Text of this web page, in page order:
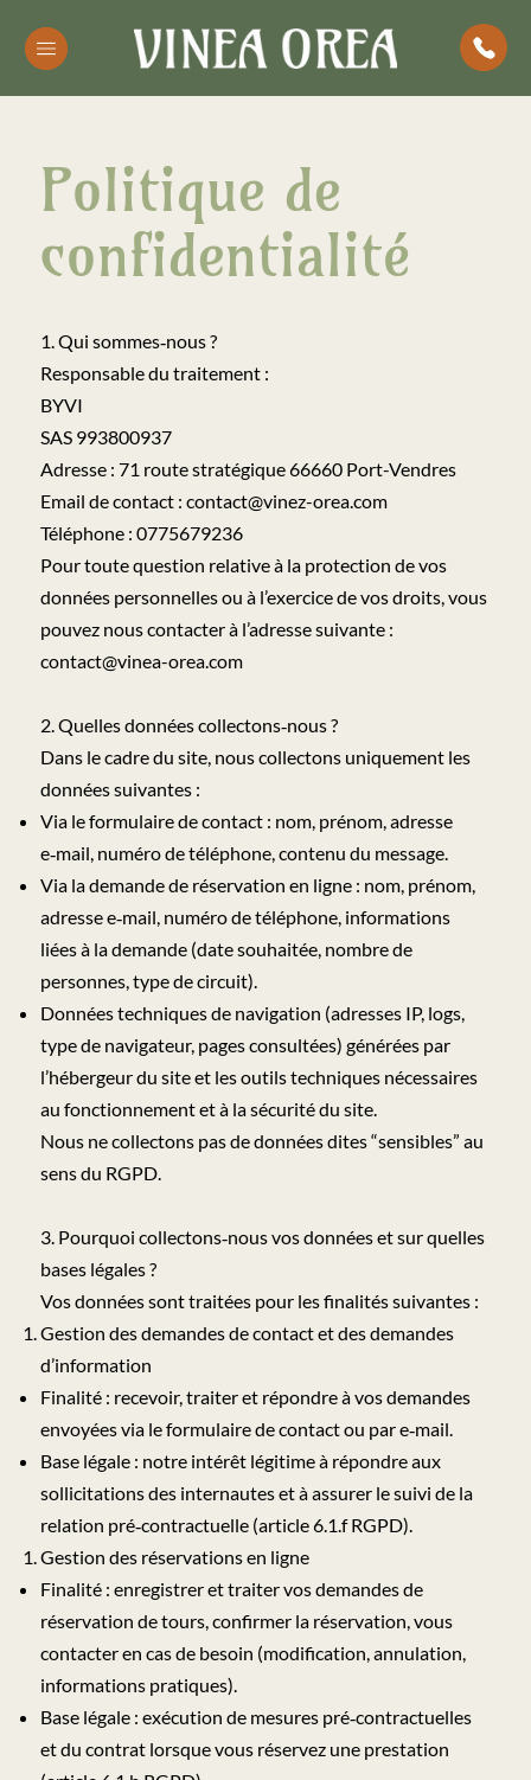
Politique de
confidentialité
1. Qui sommes‑nous ?
Responsable du traitement :
BYVI
SAS 993800937
Adresse : 71 route stratégique 66660 Port-Vendres
Email de contact : contact@vinez-orea.com
Téléphone : 0775679236
Pour toute question relative à la protection de vos
données personnelles ou à l’exercice de vos droits, vous
pouvez nous contacter à l’adresse suivante :
contact@vinea-orea.com
2. Quelles données collectons‑nous ?
Dans le cadre du site, nous collectons uniquement les
données suivantes :
Via le formulaire de contact : nom, prénom, adresse
e‑mail, numéro de téléphone, contenu du message.
Via la demande de réservation en ligne : nom, prénom,
adresse e‑mail, numéro de téléphone, informations
liées à la demande (date souhaitée, nombre de
personnes, type de circuit).
Données techniques de navigation (adresses IP, logs,
type de navigateur, pages consultées) générées par
l’hébergeur du site et les outils techniques nécessaires
au fonctionnement et à la sécurité du site.
Nous ne collectons pas de données dites “sensibles” au
sens du RGPD.
3. Pourquoi collectons‑nous vos données et sur quelles
bases légales ?
Vos données sont traitées pour les finalités suivantes :
Gestion des demandes de contact et des demandes
d’information
Finalité : recevoir, traiter et répondre à vos demandes
envoyées via le formulaire de contact ou par e‑mail.
Base légale : notre intérêt légitime à répondre aux
sollicitations des internautes et à assurer le suivi de la
relation pré‑contractuelle (article 6.1.f RGPD).
Gestion des réservations en ligne
Finalité : enregistrer et traiter vos demandes de
réservation de tours, confirmer la réservation, vous
contacter en cas de besoin (modification, annulation,
informations pratiques).
Base légale : exécution de mesures pré‑contractuelles
et du contrat lorsque vous réservez une prestation